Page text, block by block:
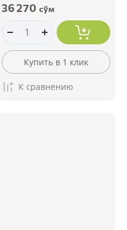
36 270 сўм
Купить в 1 клик
К сравнению